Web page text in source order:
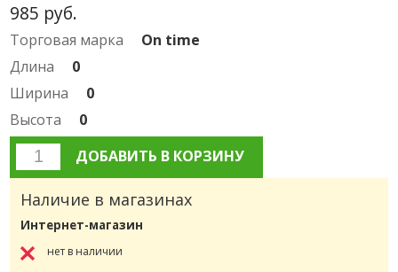
985 руб.
Торговая марка
On time
Длина
0
Ширина
0
Высота
0
ДОБАВИТЬ В КОРЗИНУ
Наличие в магазинах
Интернет-магазин
нет в наличии